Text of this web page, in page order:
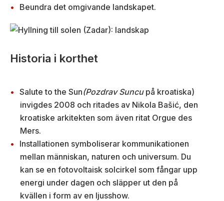
Beundra det omgivande landskapet.
Historia i korthet
Salute to the Sun(Pozdrav Suncupå kroatiska)
invigdes 2008 och ritades av Nikola Bašić, den
kroatiske arkitekten som även ritat Orgue des
Mers.
Installationen symboliserar kommunikationen
mellan människan, naturen och universum. Du
kan se en fotovoltaisk solcirkel som fångar upp
energi under dagen och släpper ut den på
kvällen i form av en ljusshow.